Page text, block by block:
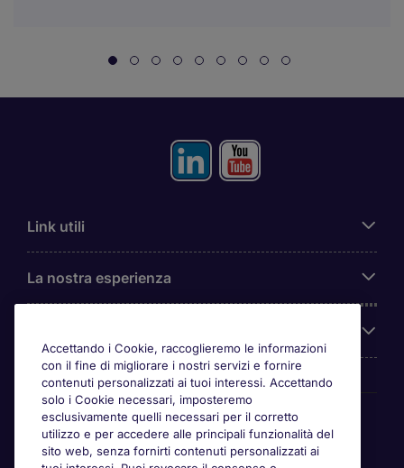
Link utili
La nostra esperienza
Awards
Accettando i Cookie, raccoglieremo le informazioni
con il fine di migliorare i nostri servizi e fornire
contenuti personalizzati ai tuoi interessi. Accettando
solo i Cookie necessari, imposteremo
esclusivamente quelli necessari per il corretto
utilizzo e per accedere alle principali funzionalità del
sito web, senza fornirti contenuti personalizzati ai